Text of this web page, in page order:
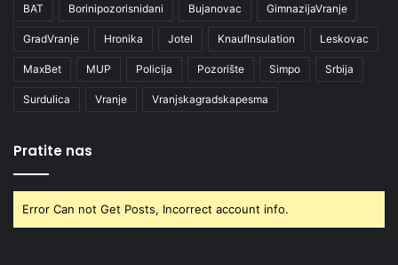
BAT Borinipozorisnidani Bujanovac GimnazijaVranje
GradVranje Hronika Jotel KnaufInsulation Leskovac
MaxBet MUP Policija Pozorište Simpo Srbija
Surdulica Vranje Vranjskagradskapesma
Pratite nas
Error Can not Get Posts, Incorrect account info.